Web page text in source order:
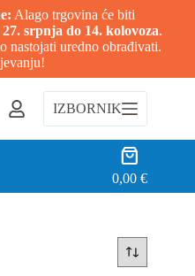
Alago trgovina će biti
27. srpnja do 14. kolovoza.
nastojati uredno obrađivati.
IZBORNIK
Košarica
0,00€